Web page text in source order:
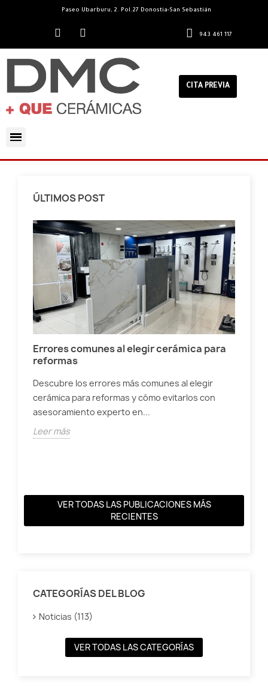
Paseo Ubarburu, 2. Pol.27 Donostia-San Sebastián
943 461 117
CITA PREVIA
ÚLTIMOS POST
Errores comunes al elegir cerámica para
reformas
Descubre los errores más comunes al elegir
cerámica para reformas y cómo evitarlos con
asesoramiento experto en...
Leer más
VER TODAS LAS PUBLICACIONES MÁS
RECIENTES
CATEGORÍAS DEL BLOG
Noticias (113)
VER TODAS LAS CATEGORÍAS